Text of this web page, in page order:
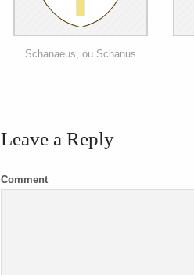
Schanaeus, ou Schanus
Leave a Reply
Comment